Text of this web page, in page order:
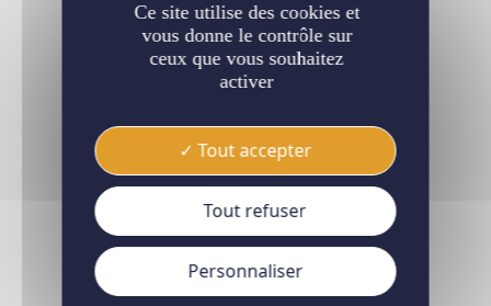
Ce site utilise des cookies et
vous donne le contrôle sur
ceux que vous souhaitez
activer
Tout accepter
Tout refuser
Personnaliser